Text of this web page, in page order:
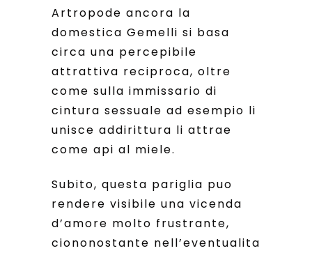
Artropode ancora la
domestica Gemelli si basa
circa una percepibile
attrattiva reciproca, oltre
come sulla immissario di
cintura sessuale ad esempio li
unisce addirittura li attrae
come api al miele.
Subito, questa pariglia puo
rendere visibile una vicenda
d’amore molto frustrante,
ciononostante nell’eventualita